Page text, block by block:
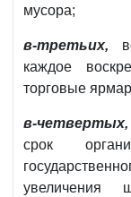
мусора;
в-третьих,
каждое
торговые
в-четвертых,
срок
увеличения